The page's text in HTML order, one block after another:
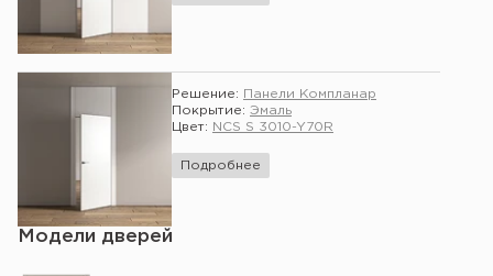
Решение:
Панели Компланар
Покрытие: Эмаль
Цвет:
NCS S 3010-Y70R
Подробнее
Модели дверей